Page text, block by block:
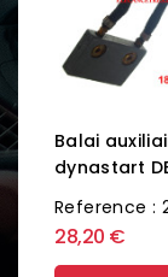
Balai
dynastart
Reference :
28,20 €